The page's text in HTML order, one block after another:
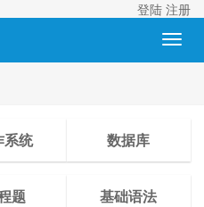
登陆 注册
系统 数据库
题 基础语法